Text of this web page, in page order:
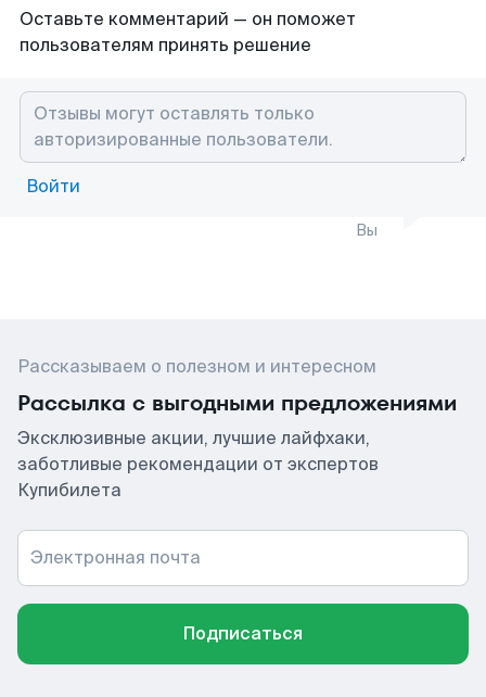
Оставьте комментарий — он поможет
пользователям принять решение
Войти
Вы
Рассказываем о полезном и интересном
Рассылка с выгодными предложениями
Эксклюзивные акции, лучшие лайфхаки,
заботливые рекомендации от экспертов
Купибилета
Электронная почта
Подписаться